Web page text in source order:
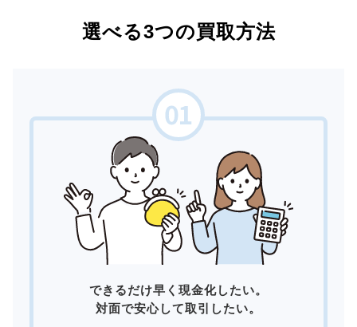
選べる3つの買取方法
できるだけ早く現金化したい。
対面で安心して取引したい。